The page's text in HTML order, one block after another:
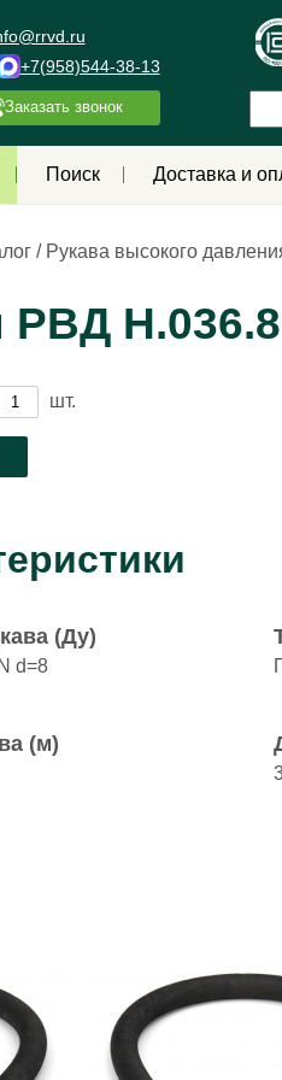
+7(958)544-38-13
Заказать звонок
Поиск Доставка и
/ Рукава высокого
шт.
(Ду)
d=8
(м)